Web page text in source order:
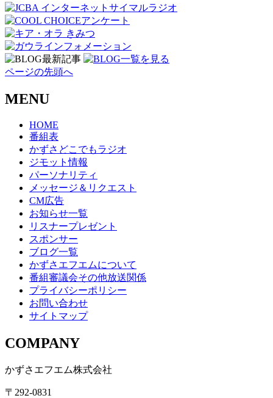
ページの先頭へ
MENU
HOME
番組表
かずさどこでもラジオ
ジモット情報
パーソナリティ
メッセージ＆リクエスト
CM広告
お知らせ一覧
リスナープレゼント
スポンサー
ブログ一覧
かずさエフエムについて
番組審議会その他放送関係
プライバシーポリシー
お問い合わせ
サイトマップ
COMPANY
かずさエフエム株式会社
〒292-0831